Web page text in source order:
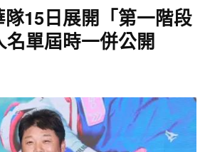
15日展開「第一階段
單屆時一併公開